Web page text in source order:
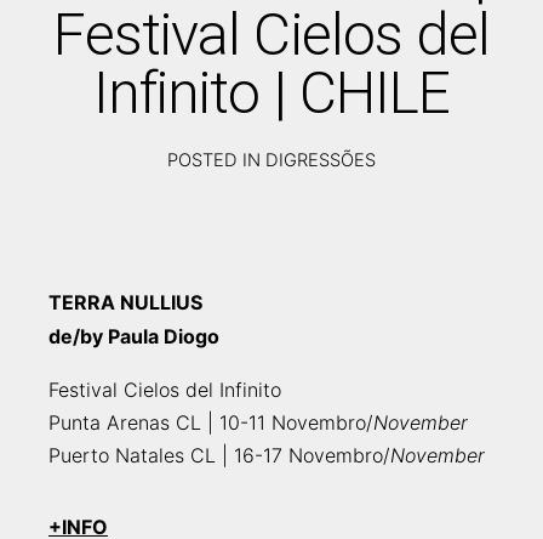
Festival Cielos del
Infinito | CHILE
POSTED IN DIGRESSÕES
TERRA NULLIUS
de/by Paula Diogo
Festival Cielos del Infinito
Punta Arenas CL | 10-11 Novembro/November
Puerto Natales CL | 16-17 Novembro/November
+INFO